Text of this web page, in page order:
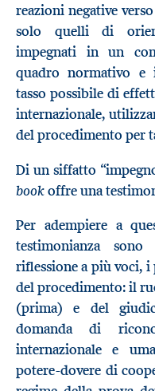
reazioni negative
solo quelli di
impegnati in un
quadro normativo e
tasso possibile di
internazionale,
del procedimento per
Di un siffatto
bookoffre una
Per adempiere a
testimonianza
riflessione a più voci,
del procedimento: il
(prima) e del
domanda di
internazionale e
potere-dovere di